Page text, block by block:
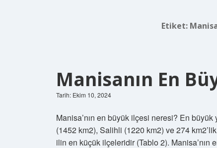
Etiket:
Manisanın En
Tarih: Ekim 10, 2024
Manisa’nın en büyük ilçesi neresi? En
(1452 km2), Salihli (1220 km2) ve 274
ilin en küçük ilçeleridir (Tablo 2).